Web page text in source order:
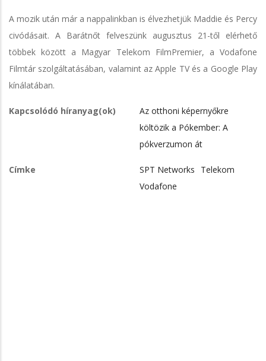
A mozik után már a nappalinkban is élvezhetjük Maddie és Percy
civódásait. A Barátnőt felveszünk augusztus 21-től elérhető
többek között a Magyar Telekom FilmPremier, a Vodafone
Filmtár szolgáltatásában, valamint az Apple TV és a Google Play
kínálatában.
Kapcsolódó híranyag(ok)
Az otthoni képernyőkre
költözik a Pókember: A
pókverzumon át
Címke SPT Networks
Telekom
Vodafone